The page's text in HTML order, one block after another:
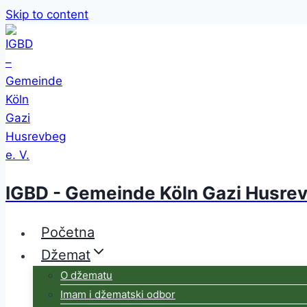
Skip to content
IGBD - Gemeinde Köln Gazi
Početna
Džemat
O džematu
Imam i džematski odbor